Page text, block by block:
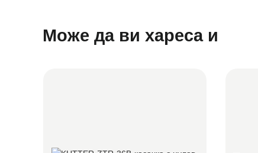
Може да ви хареса и